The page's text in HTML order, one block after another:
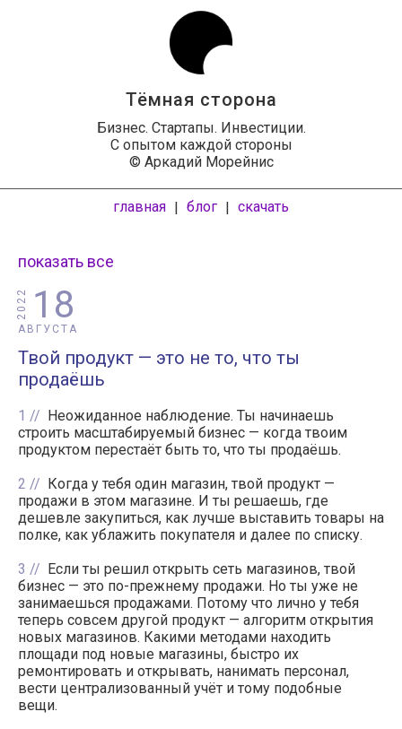
Тёмная сторона
Бизнес. Стартапы. Инвестиции.
С опытом каждой стороны
© Аркадий Морейнис
главная | блог | скачать
показать все
18
АВГУСТА
2022
Твой продукт — это не то, что ты
продаёшь
1
Неожиданное наблюдение. Ты начинаешь
строить масштабируемый бизнес — когда твоим
продуктом перестаёт быть то, что ты продаёшь.
2
Когда у тебя один магазин, твой продукт —
продажи в этом магазине. И ты решаешь, где
дешевле закупиться, как лучше выставить товары на
полке, как ублажить покупателя и далее по списку.
3
Если ты решил открыть сеть магазинов, твой
бизнес — это по-прежнему продажи. Но ты уже не
занимаешься продажами. Потому что лично у тебя
теперь совсем другой продукт — алгоритм открытия
новых магазинов. Какими методами находить
площади под новые магазины, быстро их
ремонтировать и открывать, нанимать персонал,
вести централизованный учёт и тому подобные
вещи.